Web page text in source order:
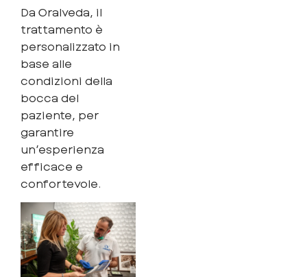
Da Oralveda, il
trattamento è
personalizzato in
base alle
condizioni della
bocca del
paziente, per
garantire
un’esperienza
efficace e
confortevole.